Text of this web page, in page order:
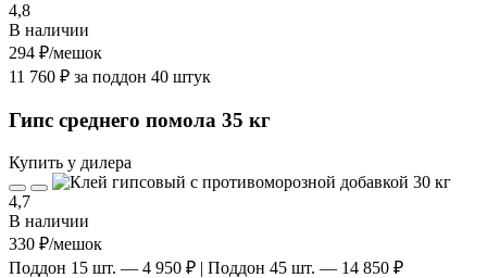
4,8
В наличии
294 ₽/мешок
11 760 ₽ за поддон 40 штук
Гипс среднего помола 35 кг
Купить у дилера
4,7
В наличии
330 ₽/мешок
Поддон 15 шт. — 4 950 ₽ | Поддон 45 шт. — 14 850 ₽